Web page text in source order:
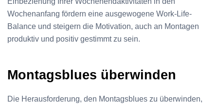
Wochenanfang fördern eine ausgewogene Work-Life-
Balance und steigern die Motivation, auch an Montagen
produktiv und positiv gestimmt zu sein.
Montagsblues überwinden
Die Herausforderung, den Montagsblues zu überwinden,